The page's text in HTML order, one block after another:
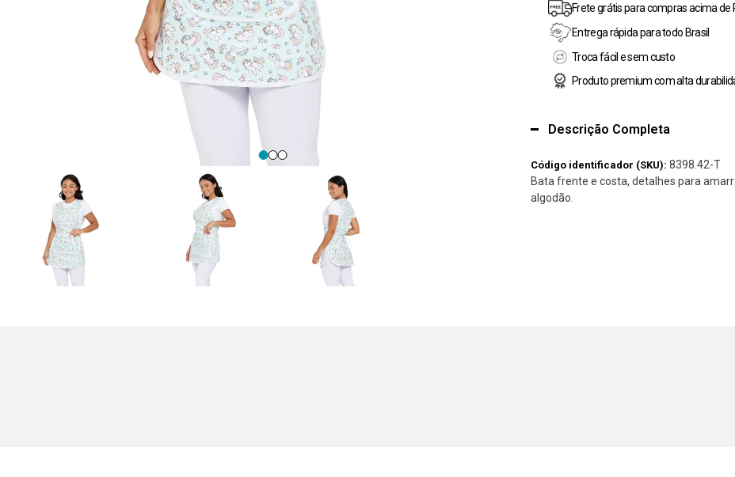
Frete grátis para compras acima de
Entrega rápida para todo Brasil
Troca fácil e sem custo
Produto premium com alta
Descrição Completa
Código identificador (SKU): 8398.42-T
Bata frente e costa, detalhes para
algodão.